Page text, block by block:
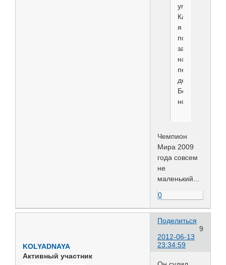
углы.
Как
я
пониамаю
заявлен
на
первый
день
Белых
ночей.
Чемпион
Мира 2009
года совсем
не
маленький...
0
Поделиться
9
2012-06-13
23:34:59
KOLYADNAYA
Активный участник